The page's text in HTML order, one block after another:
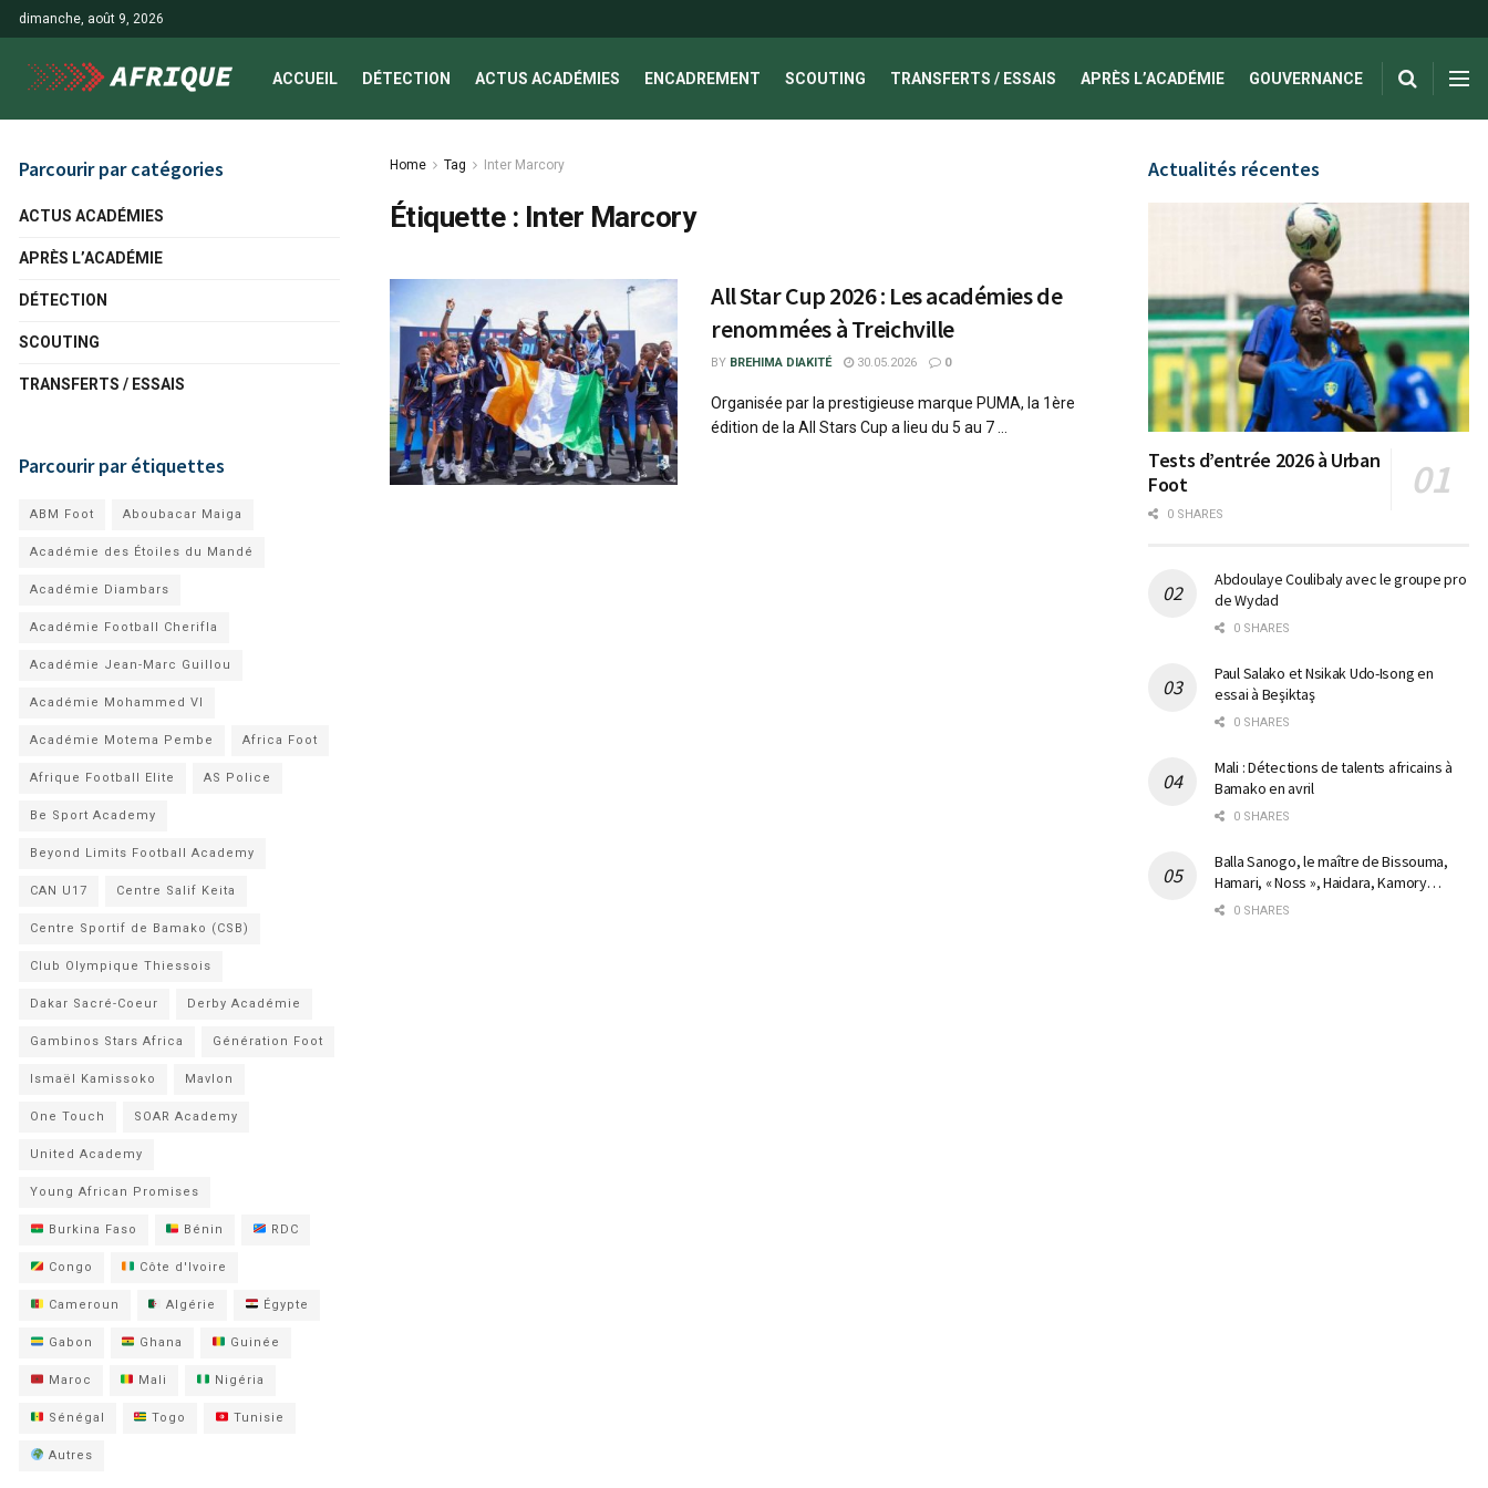
dimanche, août 9, 2026
ACCUEIL DÉTECTION ACTUS ACADÉMIES ENCADREMENT SCOUTING TRANSFERTS / ESSAIS APRÈS L’ACADÉMIE GOUVERNANCE
Home Tag Inter Marcory
Étiquette : Inter Marcory
All Star Cup 2026 : Les académies de
renommées à Treichville
BY BREHIMA DIAKITÉ 30.05.2026 0
Organisée par la prestigieuse marque PUMA, la 1ère
édition de la All Stars Cup a lieu du 5 au 7 ...
Parcourir par catégories
ACTUS ACADÉMIES
APRÈS L’ACADÉMIE
DÉTECTION
SCOUTING
TRANSFERTS / ESSAIS
Parcourir par étiquettes
ABM Foot Aboubacar Maiga
Académie des Étoiles du Mandé
Académie Diambars
Académie Football Cherifla
Académie Jean-Marc Guillou
Académie Mohammed VI
Académie Motema Pembe Africa Foot
Afrique Football Elite AS Police
Be Sport Academy
Beyond Limits Football Academy
CAN U17 Centre Salif Keita
Centre Sportif de Bamako (CSB)
Club Olympique Thiessois
Dakar Sacré-Coeur Derby Académie
Gambinos Stars Africa Génération Foot
Ismaël Kamissoko Mavlon
One Touch SOAR Academy
United Academy
Young African Promises
Burkina Faso Bénin RDC
Congo Côte d'Ivoire
Cameroun Algérie Égypte
Gabon Ghana Guinée
Maroc Mali Nigéria
Sénégal Togo Tunisie
Autres
Actualités récentes
Tests d’entrée 2026 à Urban
Foot
0 SHARES
Abdoulaye Coulibaly avec le groupe pro
de Wydad
0 SHARES
Paul Salako et Nsikak Udo-Isong en
essai à Beşiktaş
0 SHARES
Mali : Détections de talents africains à
Bamako en avril
0 SHARES
Balla Sanogo, le maître de Bissouma,
Hamari, « Noss », Haidara, Kamory…
0 SHARES